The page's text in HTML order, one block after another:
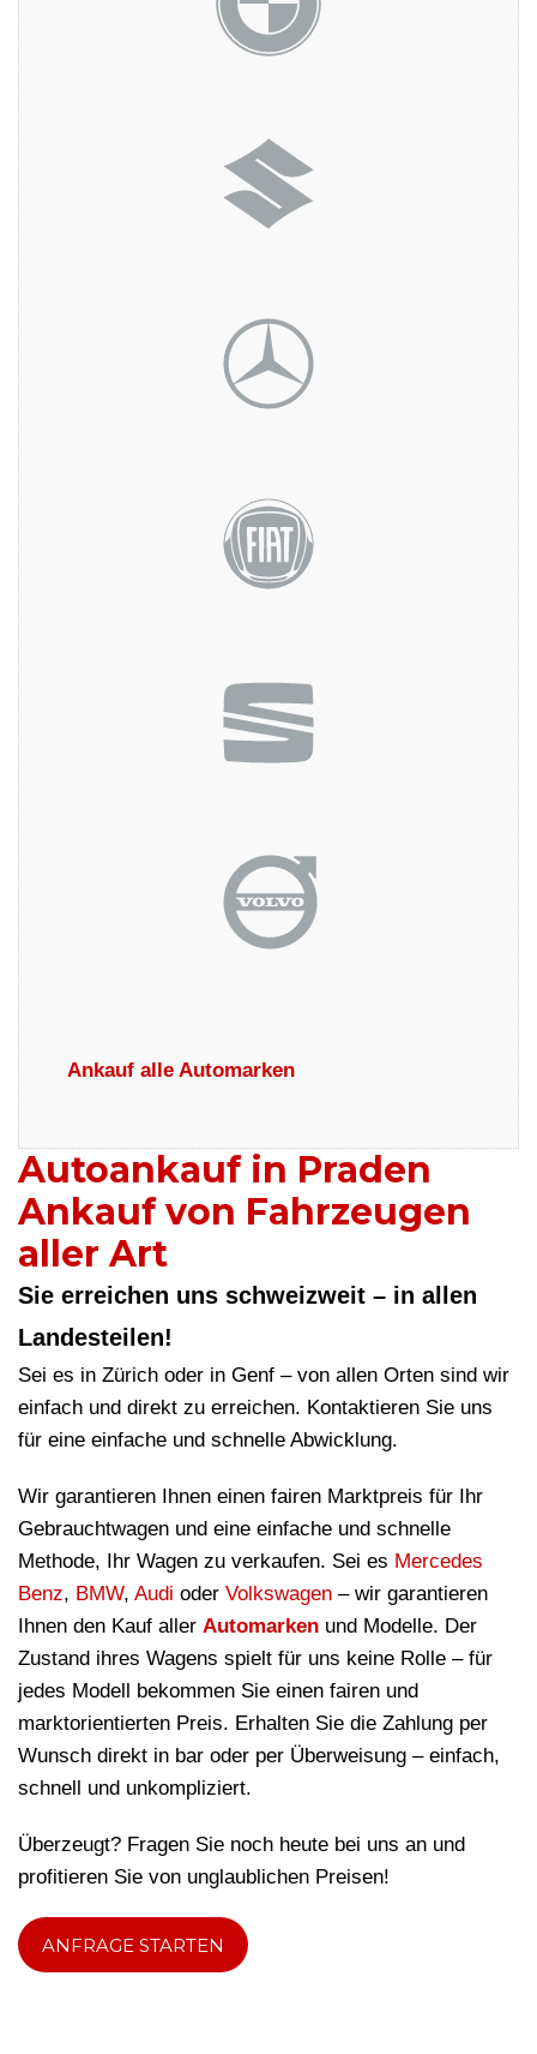
Ankauf alle Automarken
Autoankauf in Praden
Ankauf von Fahrzeugen
aller Art
Sie erreichen uns schweizweit – in allen
Landesteilen!
Sei es in Zürich oder in Genf – von allen Orten sind wir
einfach und direkt zu erreichen. Kontaktieren Sie uns
für eine einfache und schnelle Abwicklung.
Wir garantieren Ihnen einen fairen Marktpreis für Ihr
Gebrauchtwagen und eine einfache und schnelle
Methode, Ihr Wagen zu verkaufen. Sei es Mercedes
Benz, BMW, Audi oder Volkswagen – wir garantieren
Ihnen den Kauf aller Automarken und Modelle. Der
Zustand ihres Wagens spielt für uns keine Rolle – für
jedes Modell bekommen Sie einen fairen und
marktorientierten Preis. Erhalten Sie die Zahlung per
Wunsch direkt in bar oder per Überweisung – einfach,
schnell und unkompliziert.
Überzeugt? Fragen Sie noch heute bei uns an und
profitieren Sie von unglaublichen Preisen!
ANFRAGE STARTEN